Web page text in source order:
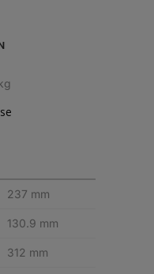
237 mm
130.9 mm
312 mm